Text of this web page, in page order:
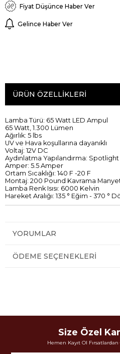
Fiyat Düşünce Haber Ver
Gelince Haber Ver
ÜRÜN ÖZELLIKLERI
Lamba Türü: 65 Watt LED Ampul
65 Watt 1.300 Lümen
Ağırlık: 5 lbs
UV ve Hava koşullarına dayanıklı
Voltaj: 12V DC
Aydınlatma Yapılandırma: Spotlight
Amper: 5.5 Amper
Ortam Sıcaklığı: 140 F -20 F
Montaj: 200 Pound Kavrama
Lamba Renk Isısı: 6000 Kelvin
Hareket Aralığı: 135 ° Eğim - 370 °
YORUMLAR
ÖDEME SEÇENEKLERI
Size Özel
Hemen Kayıt Ol